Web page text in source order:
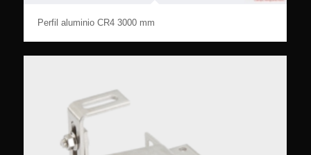
Perfil aluminio CR4 3000 mm